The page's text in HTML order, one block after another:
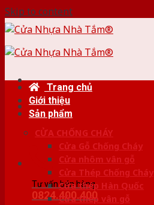
Skip to content
Tư vấn bán hàng
0824.400.400
Trang chủ
Giới thiệu
Sản phẩm
CỬA CHỐNG CHÁY
Cửa Gỗ Chống Cháy
Cửa nhôm vân gỗ
Cửa Thép Chống Cháy
Cửa thép Hàn Quốc
Cửa thép vân gỗ